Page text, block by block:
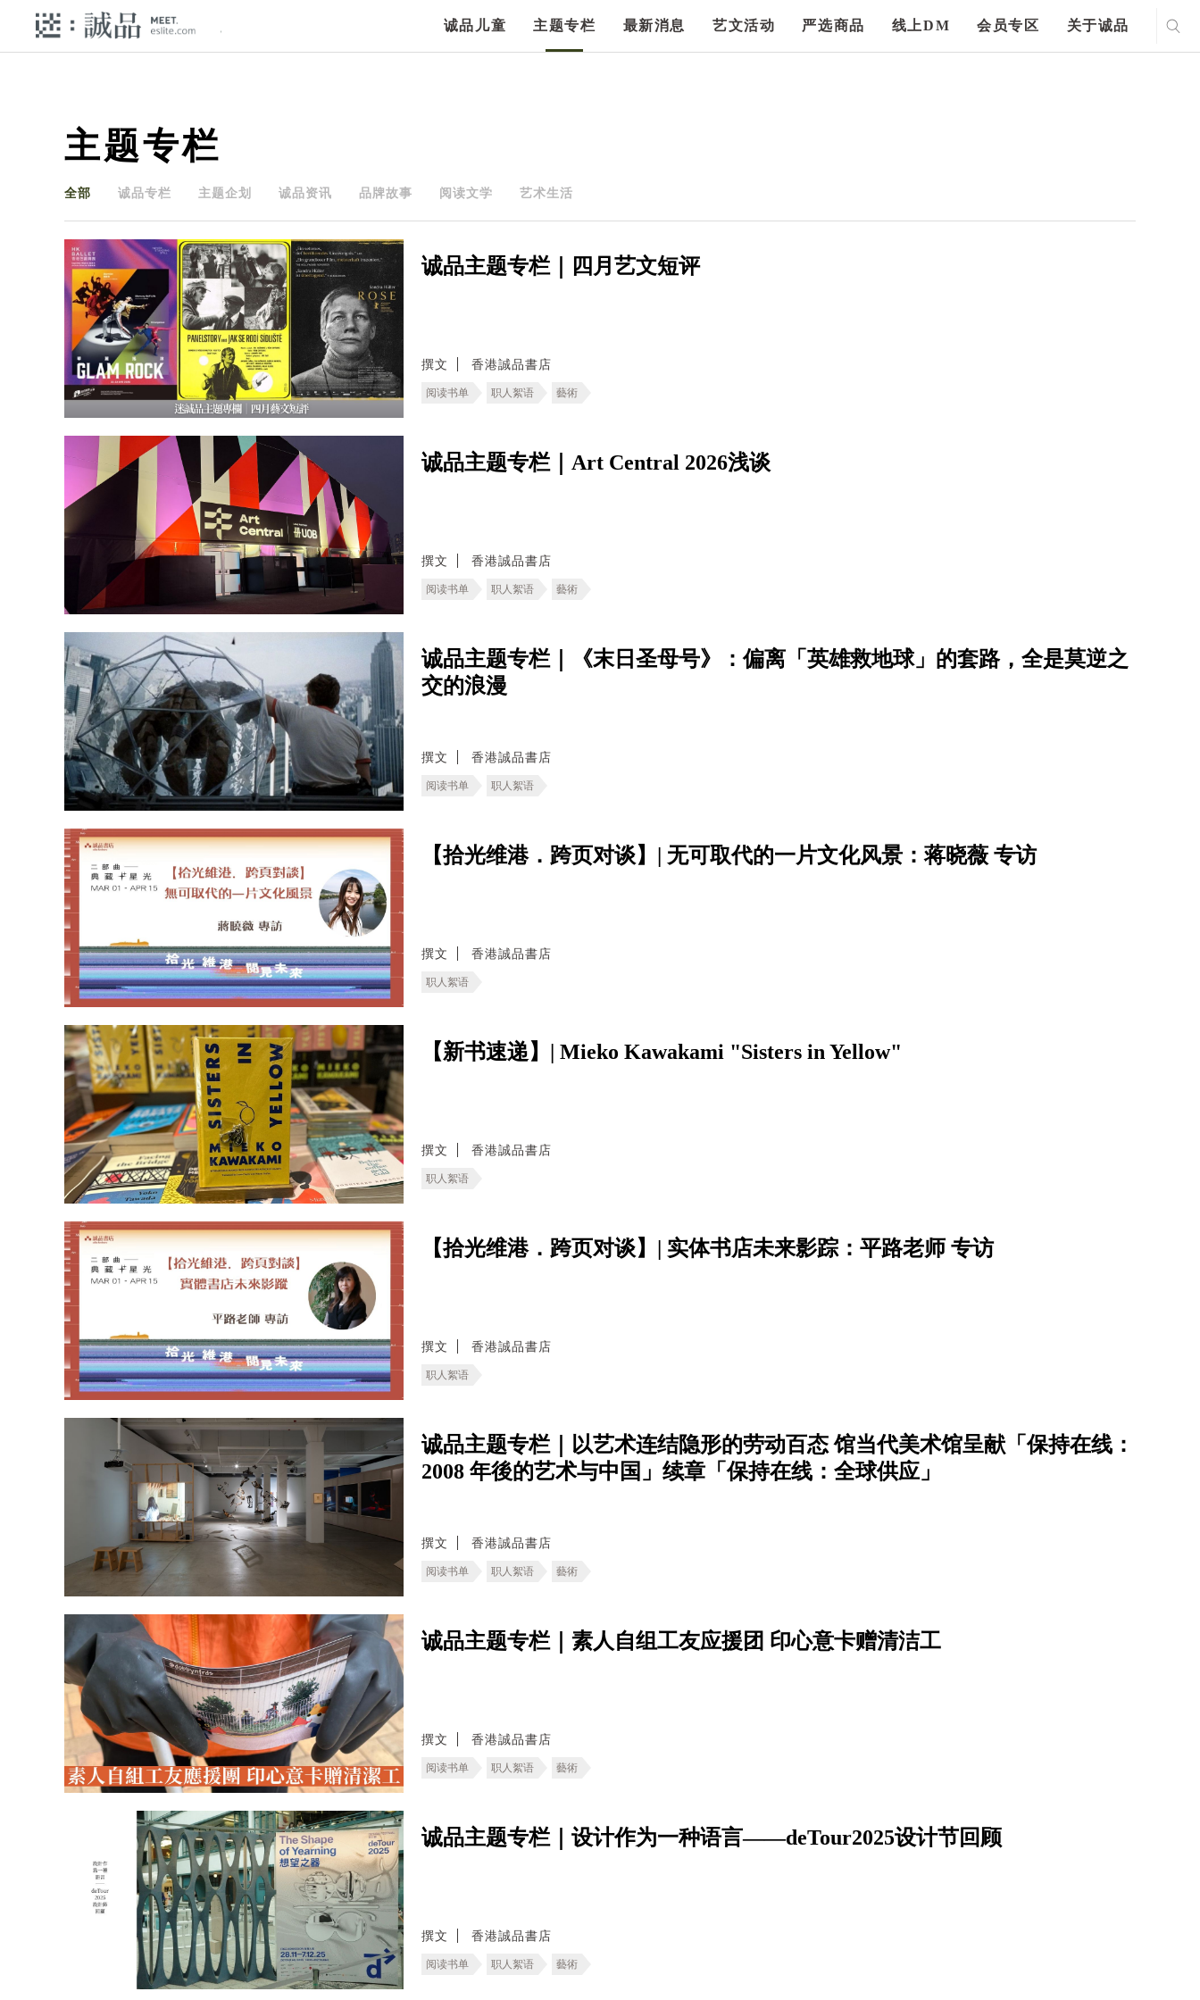
诚品儿童 主题专栏 最新消息 艺文活动 严选商品 线上DM 会员专区 关于诚品
主题专栏
全部 诚品专栏 主题企划 诚品资讯 品牌故事 阅读文学 艺术生活
诚品主题专栏｜四月艺文短评
撰文 香港誠品書店
阅读书单 职人絮语 藝術
诚品主题专栏｜Art Central 2026浅谈
撰文 香港誠品書店
阅读书单 职人絮语 藝術
诚品主题专栏｜《末日圣母号》：偏离「英雄救地球」的套路，全是莫逆之
交的浪漫
撰文 香港誠品書店
阅读书单 职人絮语
【拾光维港．跨页对谈】| 无可取代的一片文化风景：蒋晓薇 专访
撰文 香港誠品書店
职人絮语
【新书速递】| Mieko Kawakami "Sisters in Yellow"
撰文 香港誠品書店
职人絮语
【拾光维港．跨页对谈】| 实体书店未来影踪：平路老师 专访
撰文 香港誠品書店
职人絮语
诚品主题专栏｜以艺术连结隐形的劳动百态 馆当代美术馆呈献「保持在线：
2008 年後的艺术与中国」续章「保持在线：全球供应」
撰文 香港誠品書店
阅读书单 职人絮语 藝術
诚品主题专栏｜素人自组工友应援团 印心意卡赠清洁工
撰文 香港誠品書店
阅读书单 职人絮语 藝術
诚品主题专栏｜设计作为一种语言——deTour2025设计节回顾
撰文 香港誠品書店
阅读书单 职人絮语 藝術